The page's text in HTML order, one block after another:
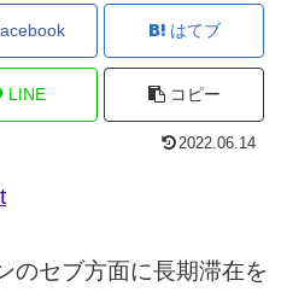
はてブ
LINE コピー
2022.06.14
のセブ方面に長期滞在を